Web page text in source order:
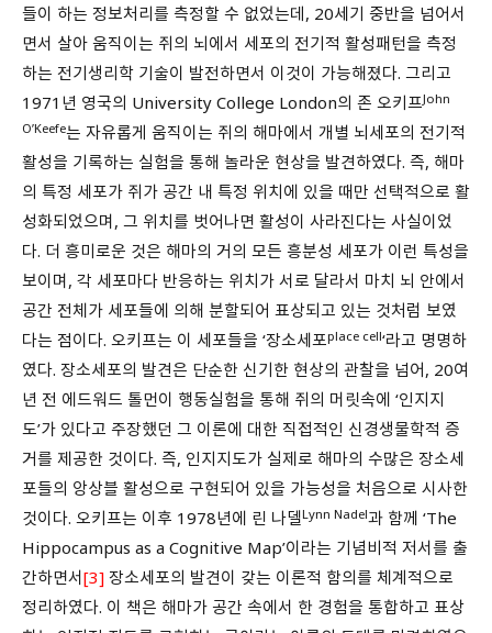
들이 하는 정보처리를 측정할 수 없었는데, 20세기 중반을 넘어서
면서 살아 움직이는 쥐의 뇌에서 세포의 전기적 활성패턴을 측정
하는 전기생리학 기술이 발전하면서 이것이 가능해졌다. 그리고
1971년 영국의 University College London의 존 오키프John
O’Keefe는 자유롭게 움직이는 쥐의 해마에서 개별 뇌세포의 전기적
활성을 기록하는 실험을 통해 놀라운 현상을 발견하였다. 즉, 해마
의 특정 세포가 쥐가 공간 내 특정 위치에 있을 때만 선택적으로 활
성화되었으며, 그 위치를 벗어나면 활성이 사라진다는 사실이었
다. 더 흥미로운 것은 해마의 거의 모든 흥분성 세포가 이런 특성을
보이며, 각 세포마다 반응하는 위치가 서로 달라서 마치 뇌 안에서
공간 전체가 세포들에 의해 분할되어 표상되고 있는 것처럼 보였
다는 점이다. 오키프는 이 세포들을 ‘장소세포place cell‘라고 명명하
였다. 장소세포의 발견은 단순한 신기한 현상의 관찰을 넘어, 20여
년 전 에드워드 톨먼이 행동실험을 통해 쥐의 머릿속에 ‘인지지
도’가 있다고 주장했던 그 이론에 대한 직접적인 신경생물학적 증
거를 제공한 것이다. 즉, 인지지도가 실제로 해마의 수많은 장소세
포들의 앙상블 활성으로 구현되어 있을 가능성을 처음으로 시사한
것이다. 오키프는 이후 1978년에 린 나델Lynn Nadel과 함께 ‘The
Hippocampus as a Cognitive Map’이라는 기념비적 저서를 출
간하면서[3] 장소세포의 발견이 갖는 이론적 함의를 체계적으로
정리하였다. 이 책은 해마가 공간 속에서 한 경험을 통합하고 표상